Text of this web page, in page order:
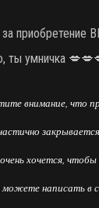
за приобретение
ты умничка
внимание, что
хочется,
можете написать в